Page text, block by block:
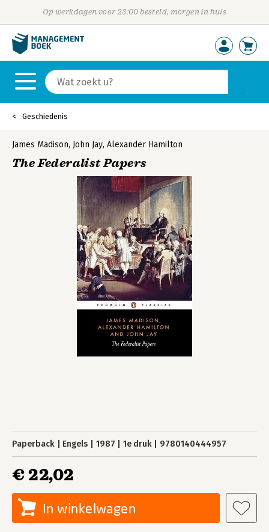
Op werkdagen voor 23:00 besteld, morgen in huis
Geschiedenis
James Madison, John Jay, Alexander Hamilton
The Federalist Papers
Paperback Engels 1987 1e druk 9780140444957
€ 22,02
In winkelwagen